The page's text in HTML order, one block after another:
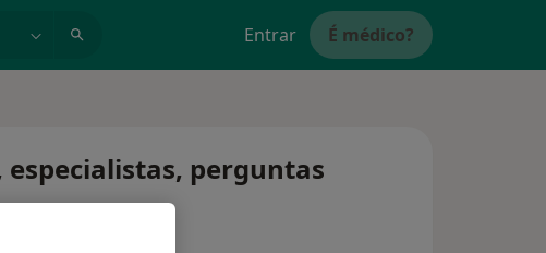
Entrar É médico?
perguntas